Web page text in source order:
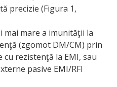
precizie (Figura 1,
mai mare a imunităţii la
(zgomot DM/CM) prin
rezistenţă la EMI, sau
pasive EMI/RFI